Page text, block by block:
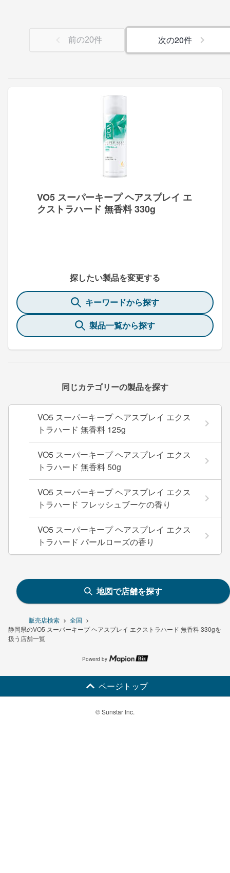
販売店検索
全国
静岡県のVO5 スーパーキープ ヘアスプレイ エクストラハード 無香料 330gを
扱う店舗一覧
VO5 スーパーキープ ヘアスプレイ エ
クストラハード 無香料 330g
探したい製品を変更する
キーワードから探す
製品一覧から探す
同じカテゴリーの製品を探す
VO5 スーパーキープ ヘアスプレイ エクス
トラハード 無香料 125g
VO5 スーパーキープ ヘアスプレイ エクス
トラハード 無香料 50g
VO5 スーパーキープ ヘアスプレイ エクス
トラハード フレッシュブーケの香り
VO5 スーパーキープ ヘアスプレイ エクス
トラハード パールローズの香り
前の20件 次の20件
地図で店舗を探す
Powerd by
ページトップ
© Sunstar Inc.